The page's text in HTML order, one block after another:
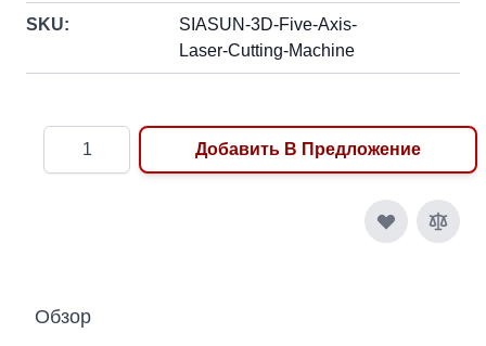
SKU:
SIASUN-3D-Five-Axis-
Laser-Cutting-Machine
Добавить В Предложение
Обзор